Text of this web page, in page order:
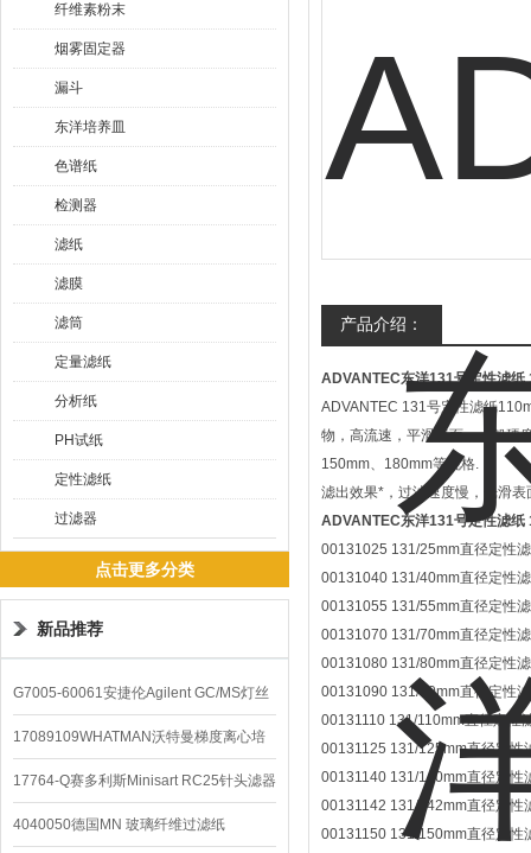
纤维素粉末
烟雾固定器
漏斗
东洋培养皿
色谱纸
检测器
滤纸
滤膜
滤筒
定量滤纸
分析纸
PH试纸
定性滤纸
过滤器
点击更多分类
新品推荐
G7005-60061安捷伦Agilent GC/MS灯丝
配件
17089109WHATMAN沃特曼梯度离心培
养基
17764-Q赛多利斯Minisart RC25针头滤器
4040050德国MN 玻璃纤维过滤纸
产品介绍：
ADVANTEC东洋131号定性滤纸
ADVANTEC 131号定性滤纸
物，高流速，平滑表面，一般硬
150mm、180mm等规格.
滤出效果*，过滤速度慢，光滑
ADVANTEC东洋131号定性滤纸
00131025 131/25mm直径定性
00131040 131/40mm直径定性
00131055 131/55mm直径定性
00131070 131/70mm直径定性
00131080 131/80mm直径定性
00131090 131/90mm直径定性
00131110 131/110mm直径定性
00131125 131/125mm直径定性
00131140 131/140mm直径定性
00131142 131/142mm直径定性
00131150 131/150mm直径定性